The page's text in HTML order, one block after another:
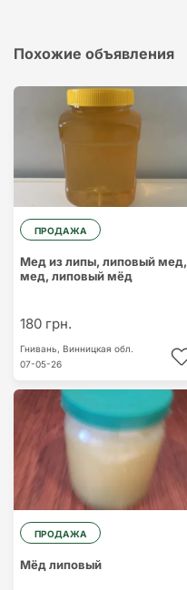
Похожие объявления
ПРОДАЖА
Мед из липы, липовый мед,
мед, липовый мёд
180 грн.
Гнивань, Винницкая обл.
07-05-26
ПРОДАЖА
Мёд липовый